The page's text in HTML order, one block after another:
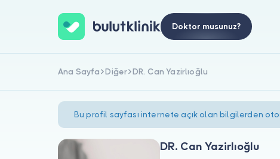
Doktor musunuz?
Ana Sayfa Diğer DR. Can Yazirlıoğlu
Bu profil sayfası internete açık olan bilgilerden
DR. Can Yazirlıoğlu